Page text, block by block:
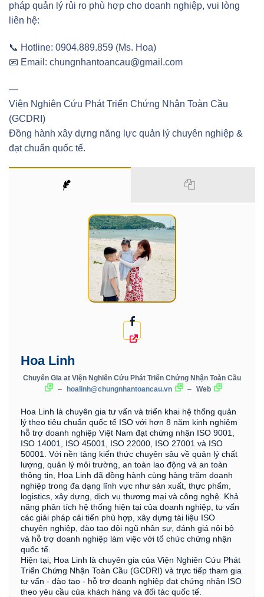
pháp quản lý rủi ro phù hợp cho doanh nghiệp, vui lòng
liên hệ:
📞 Hotline: 0904.889.859 (Ms. Hoa)
📧 Email: chungnhantoancau@gmail.com
—
Viện Nghiên Cứu Phát Triển Chứng Nhận Toàn Cầu
(GCDRI)
Đồng hành xây dựng năng lực quản lý chuyên nghiệp &
đạt chuẩn quốc tế.
Hoa Linh
Chuyên Gia at Viện Nghiên Cứu Phát Triển Chứng Nhận Toàn Cầu
– hoalinh@chungnhantoancau.vn – Web
Hoa Linh là chuyên gia tư vấn và triển khai hệ thống quản
lý theo tiêu chuẩn quốc tế ISO với hơn 8 năm kinh nghiệm
hỗ trợ doanh nghiệp Việt Nam đạt chứng nhận ISO 9001,
ISO 14001, ISO 45001, ISO 22000, ISO 27001 và ISO
50001. Với nền tảng kiến thức chuyên sâu về quản lý chất
lượng, quản lý môi trường, an toàn lao động và an toàn
thông tin, Hoa Linh đã đồng hành cùng hàng trăm doanh
nghiệp trong đa dạng lĩnh vực như sản xuất, thực phẩm,
logistics, xây dựng, dịch vụ thương mại và công nghệ. Khả
năng phân tích hệ thống hiện tại của doanh nghiệp, tư vấn
các giải pháp cải tiến phù hợp, xây dựng tài liệu ISO
chuyên nghiệp, đào tạo đội ngũ nhân sự, đánh giá nội bộ
và hỗ trợ doanh nghiệp làm việc với tổ chức chứng nhận
quốc tế.
Hiện tại, Hoa Linh là chuyên gia của Viện Nghiên Cứu Phát
Triển Chứng Nhận Toàn Cầu (GCDRI) và trực tiếp tham gia
tư vấn - đào tạo - hỗ trợ doanh nghiệp đạt chứng nhận ISO
theo yêu cầu của khách hàng và đối tác quốc tế.